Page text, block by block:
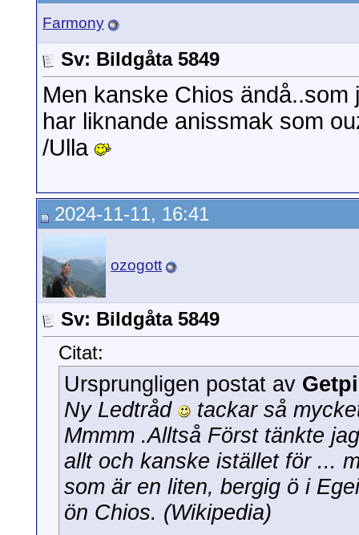
Farmony
Sv: Bildgåta 5849
Men kanske Chios
har liknande anissmak som
/Ulla
2024-11-11, 16:41
ozogott
Sv: Bildgåta 5849
Citat:
Ursprungligen postat av
Ny Ledtråd
tackar så
Mmmm .Alltså Först tänkte
allt och kanske istället för ...
som är en liten, bergig ö i
ön Chios. (Wikipedia)